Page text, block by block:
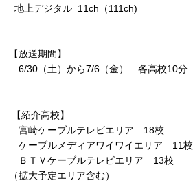
地上デジタル 11ch（111ch)
【放送期間】
6/30（土）から7/6（金） 各高校10分
【紹介高校】
宮崎ケーブルテレビエリア 18校
ケーブルメディアワイワイエリア 11校
ＢＴＶケーブルテレビエリア 13校
（拡大予定エリア含む）